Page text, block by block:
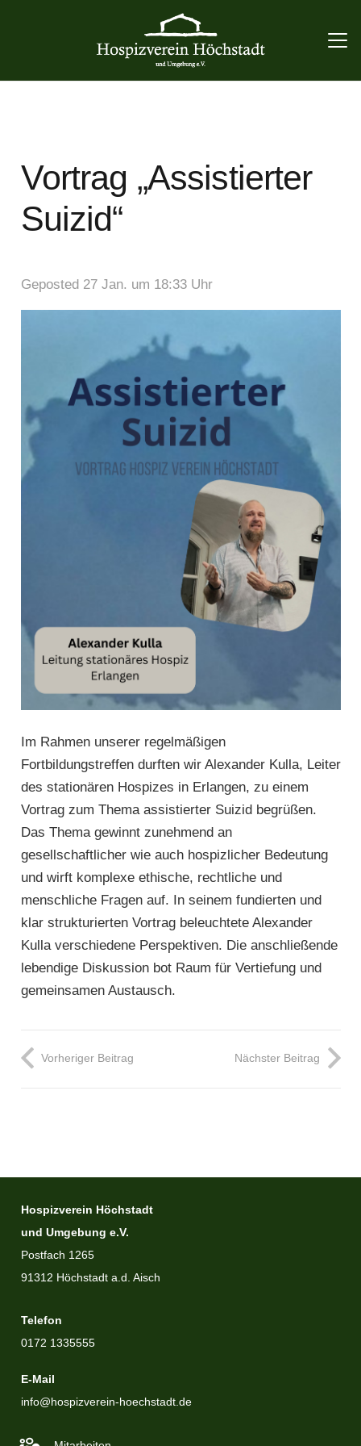
Vortrag „Assistierter
Suizid“
Geposted 27 Jan. um 18:33 Uhr
Im Rahmen unserer regelmäßigen
Fortbildungstreffen durften wir Alexander Kulla, Leiter
des stationären Hospizes in Erlangen, zu einem
Vortrag zum Thema assistierter Suizid begrüßen.
Das Thema gewinnt zunehmend an
gesellschaftlicher wie auch hospizlicher Bedeutung
und wirft komplexe ethische, rechtliche und
menschliche Fragen auf. In seinem fundierten und
klar strukturierten Vortrag beleuchtete Alexander
Kulla verschiedene Perspektiven. Die anschließende
lebendige Diskussion bot Raum für Vertiefung und
gemeinsamen Austausch.
Vorheriger Beitrag Nächster Beitrag
Hospizverein Höchstadt
und Umgebung e.V.
Postfach 1265
91312 Höchstadt a.d. Aisch
Telefon
0172 1335555
E-Mail
info@hospizverein-hoechstadt.de